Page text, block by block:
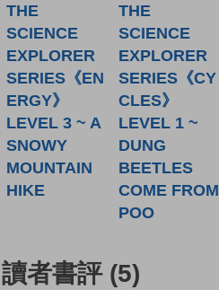
THE
SCIENCE
EXPLORER
SERIES《EN
ERGY》
LEVEL 3 ~ A
SNOWY
MOUNTAIN
HIKE
THE
SCIENCE
EXPLORER
SERIES《CY
CLES》
LEVEL 1 ~
DUNG
BEETLES
COME FROM
POO
讀者書評 (5)